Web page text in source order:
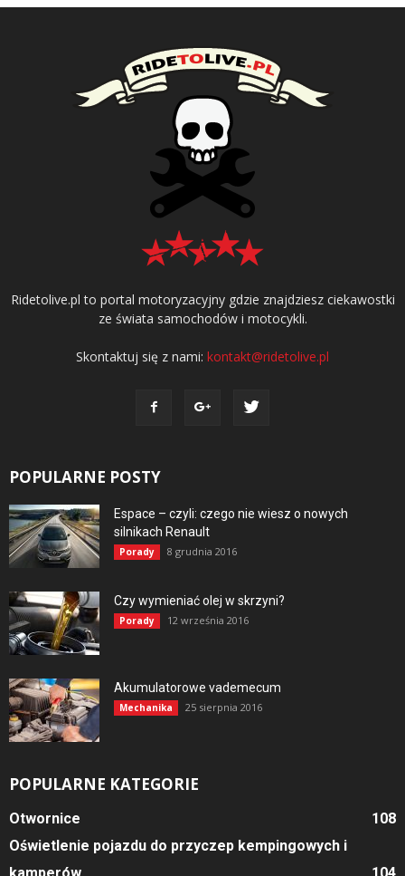
Ridetolive.pl to portal motoryzacyjny gdzie znajdziesz ciekawostki
ze świata samochodów i motocykli.
Skontaktuj się z nami: kontakt@ridetolive.pl
POPULARNE POSTY
Espace – czyli: czego nie wiesz o nowych
silnikach Renault
Porady 8 grudnia 2016
Czy wymieniać olej w skrzyni?
Porady 12 września 2016
Akumulatorowe vademecum
Mechanika 25 sierpnia 2016
POPULARNE KATEGORIE
Otwornice
108
Oświetlenie pojazdu do przyczep kempingowych i
kamperów
104